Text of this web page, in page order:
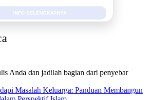
INFO SELENGKAPNYA
Anda dan jadilah bagian dari penyebar